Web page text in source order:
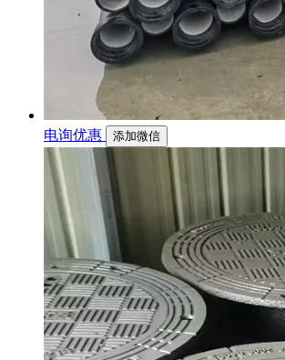
电询优惠 添加微信